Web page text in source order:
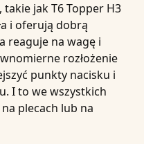
takie jakT6 Topper H3
i oferują dobrą
reaguje na wagę i
rozłożenie
punkty nacisku i
I to we wszystkich
plecach lub na